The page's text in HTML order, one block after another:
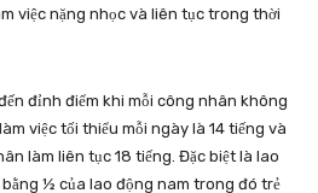
việc nặng nhọc và liên tục trong thời
đỉnh điểm khi mỗi công nhân không
việc tối thiểu mỗi ngày là 14 tiếng và
làm liên tục 18 tiếng. Đặc biệt là lao
½ của lao động nam trong đó trẻ